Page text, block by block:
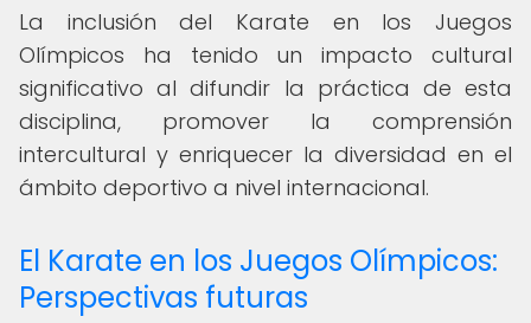
La inclusión del Karate en los Juegos
Olímpicos ha tenido un impacto cultural
significativo al difundir la práctica de esta
disciplina, promover la comprensión
intercultural y enriquecer la diversidad en el
ámbito deportivo a nivel internacional.
El Karate en los Juegos Olímpicos:
Perspectivas futuras